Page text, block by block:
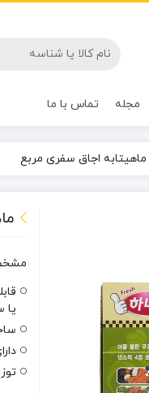
مجله تماس با ما
ماهیتابه اجاق سفری مربع
یا